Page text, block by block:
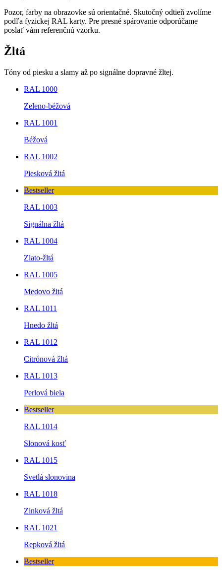
Pozor, farby na obrazovke sú orientačné. Skutočný odtieň zvolíme
podľa fyzickej RAL karty. Pre presné spárovanie odporúčame
poslať vám referenčnú vzorku.
Žltá
Tóny od piesku a slamy až po signálne dopravné žltej.
RAL 1000
Zeleno-béžová
RAL 1001
Béžová
RAL 1002
Piesková žltá
Bestseller
RAL 1003
Signálna žltá
RAL 1004
Zlato-žltá
RAL 1005
Medovo žltá
RAL 1011
Hnedo žltá
RAL 1012
Citrónová žltá
RAL 1013
Perlová biela
Bestseller
RAL 1014
Slonová kosť
RAL 1015
Svetlá slonovina
RAL 1018
Zinková žltá
RAL 1021
Repková žltá
Bestseller